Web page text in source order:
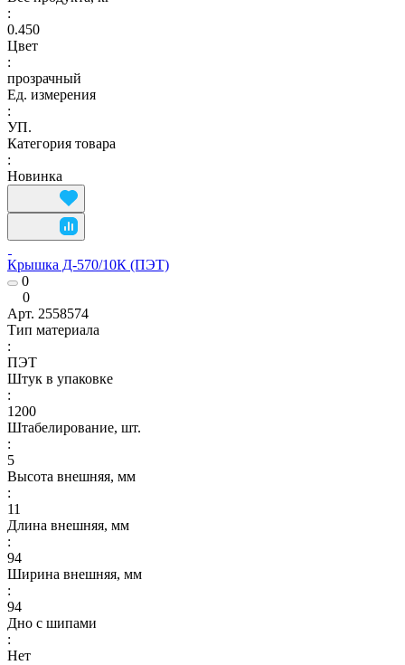
:
0.450
Цвет
:
прозрачный
Ед. измерения
:
УП.
Категория товара
:
Новинка
Крышка Д-570/10К (ПЭТ)
0
0
Арт. 2558574
Тип материала
:
ПЭТ
Штук в упаковке
:
1200
Штабелирование, шт.
:
5
Высота внешняя, мм
:
11
Длина внешняя, мм
:
94
Ширина внешняя, мм
:
94
Дно с шипами
:
Нет